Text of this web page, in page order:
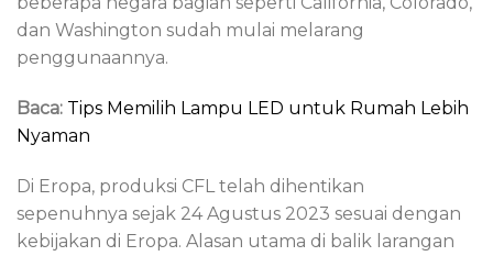
dan Washington sudah mulai melarang
penggunaannya.
Baca: Tips Memilih Lampu LED untuk Rumah Lebih
Nyaman
Di Eropa, produksi CFL telah dihentikan
sepenuhnya sejak 24 Agustus 2023 sesuai dengan
kebijakan di Eropa. Alasan utama di balik larangan